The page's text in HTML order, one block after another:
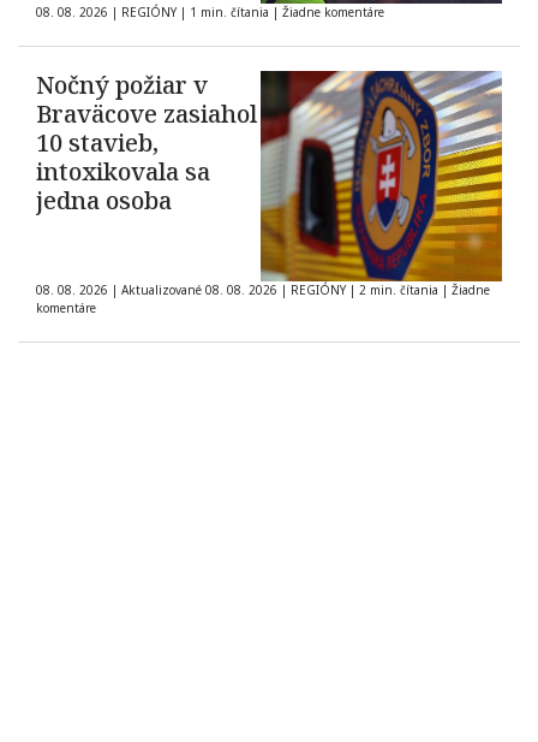
08. 08. 2026 | REGIÓNY | 1 min. čítania | Žiadne komentáre
Nočný požiar v
Braväcove zasiahol
10 stavieb,
intoxikovala sa
jedna osoba
08. 08. 2026 | Aktualizované 08. 08. 2026 | REGIÓNY | 2 min. čítania | Žiadne
komentáre